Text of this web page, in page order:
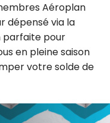
Aéroplan
dépensé via la
parfaite pour
en pleine saison
votre solde de